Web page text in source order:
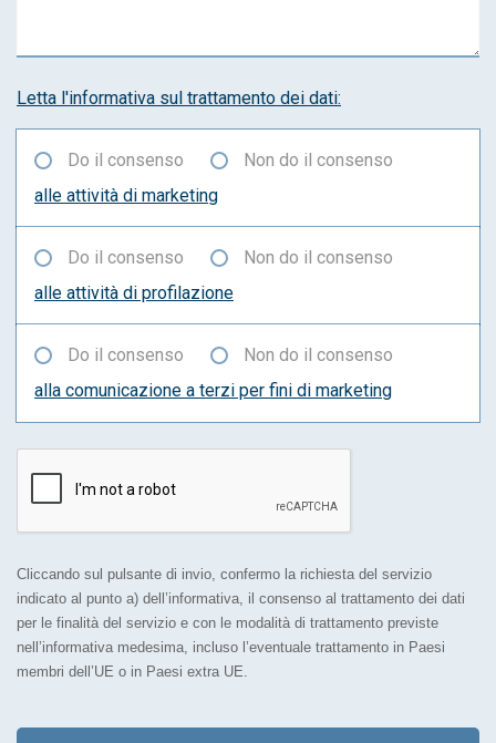
Letta l'informativa sul trattamento dei dati:
Do il consenso
Non do il consenso
alle attività di marketing
Do il consenso
Non do il consenso
alle attività di profilazione
Do il consenso
Non do il consenso
alla comunicazione a terzi per fini di marketing
Cliccando sul pulsante di invio, confermo la richiesta del servizio
indicato al punto a) dell’informativa, il consenso al trattamento dei dati
per le finalità del servizio e con le modalità di trattamento previste
nell’informativa medesima, incluso l’eventuale trattamento in Paesi
membri dell’UE o in Paesi extra UE.